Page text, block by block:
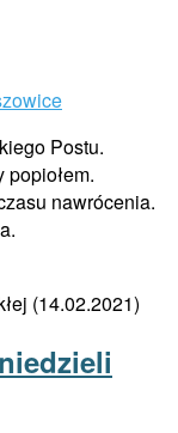
Postu.
nawrócenia.